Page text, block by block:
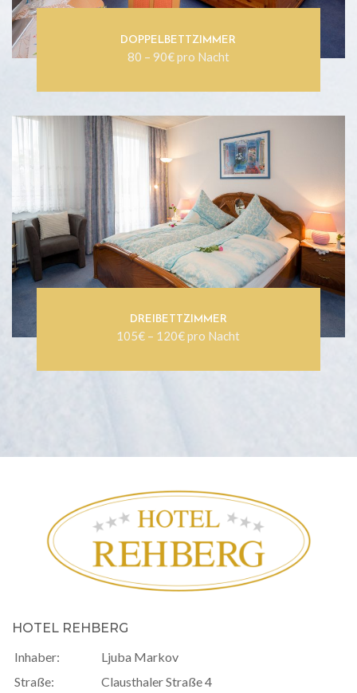
DOPPELBETTZIMMER
80 – 90€ pro Nacht
DREIBETTZIMMER
105€ – 120€ pro Nacht
HOTEL REHBERG
Inhaber:
Ljuba Markov
Straße:
Clausthaler Straße 4